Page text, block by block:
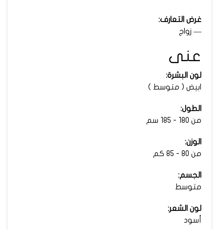
غرض التعارف:
— زواج
عنى
لون البشرة:
ابيض ( متوسط )
الطول:
من 180 - 185 سم
الوزن:
من 80 - 85 كم
الجسم:
متوسط
لون الشعر:
أسود